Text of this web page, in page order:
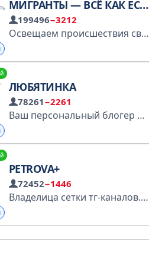
МИГРАНТЫ — ВСЁ КАК ЕСТЬ
199496−3212
Освещаем происшествия связанные с мигрантами в России. Прислать свою новость, контент, разбан : @predlog_migr_bot По рекламе: @MC7776
ЛЮБЯТИНКА
78261−2261
Ваш персональный блогер Реклама: тг @d_golitsyna Регистрация в перечне РКН https://gosuslugi.ru/snet/67a46ae7d6fa92100ed4b866
PETROVA+
72452−1446
Владелица сетки тг-каналов. Запрещена в некоторых странах. Реклама: @Bobby_365 Реклама: @kentdenash Реклама: @ppudgee Реклама: @ucants1opme Милана: @milanapetrovayas